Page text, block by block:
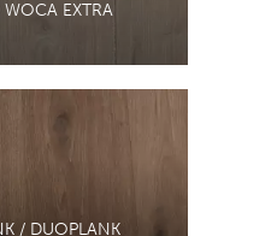
EXTRA
/ DUOPLANK